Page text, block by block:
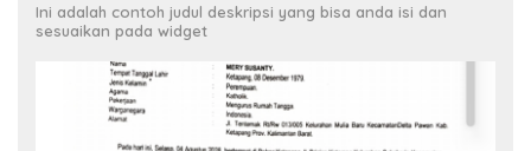
Ini adalah contoh judul deskripsi yang bisa anda isi dan
sesuaikan pada widget